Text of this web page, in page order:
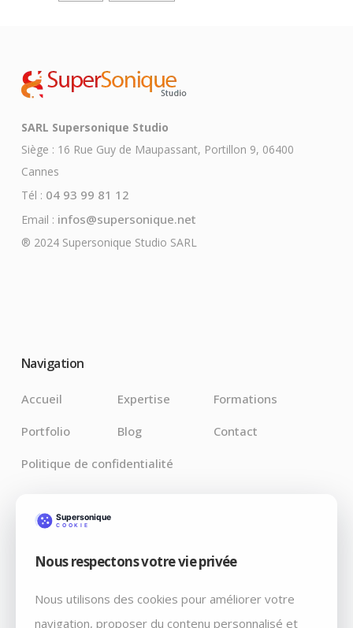
SARL Supersonique Studio
Siège : 16 Rue Guy de Maupassant, Portillon 9, 06400
Cannes
Tél : 04 93 99 81 12
Email : infos@supersonique.net
® 2024 Supersonique Studio SARL
Navigation
Accueil Expertise Formations
Portfolio Blog Contact
Politique de confidentialité
Claude pour Chrome : l’IA débarque là où vos bugs
vivent vraiment
Débrancher par décret: Fable 5 et Mythos 5, retiré du
Nous respectons votre vie privée
Nous utilisons des cookies pour améliorer votre
navigation, proposer du contenu personnalisé et